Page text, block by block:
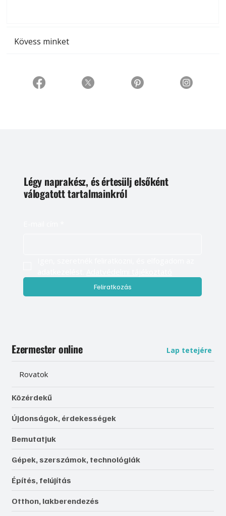
Kövess minket
Légy naprakész, és értesülj elsőként
válogatott tartalmainkról
Feliratkozás
Ezermester online Lap tetejére
Rovatok
Közérdekű
Újdonságok, érdekességek
Bemutatjuk
Gépek, szerszámok, technológiák
Építés, felújítás
Otthon, lakberendezés